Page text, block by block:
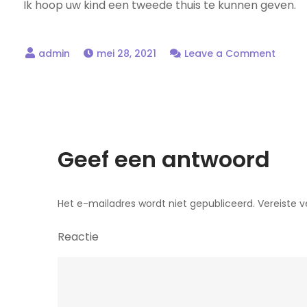
Ik hoop uw kind een tweede thuis te kunnen geven.
mei 28, 2021 Leave a Comment
Geef een antwoord
Het e-mailadres wordt niet gepubliceerd. Vereiste
Reactie